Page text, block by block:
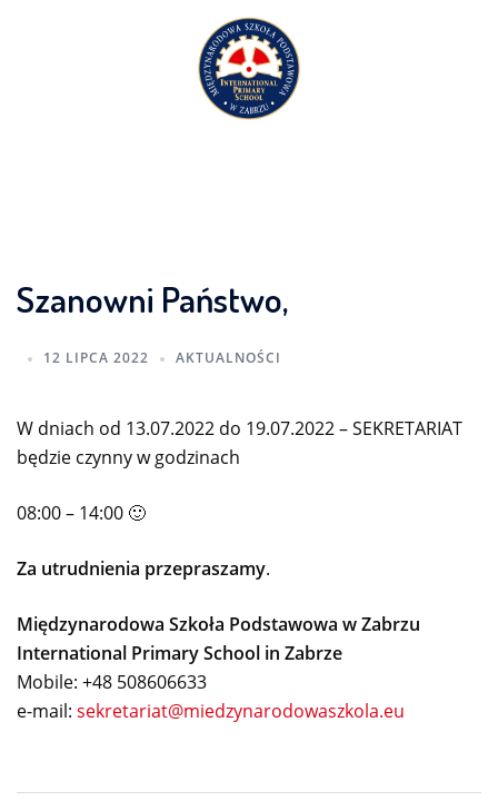
Szanowni Państwo,
12 LIPCA 2022 AKTUALNOŚCI
W dniach od 13.07.2022 do 19.07.2022 – SEKRETARIAT
będzie czynny w godzinach
08:00 – 14:00 🙂
Za utrudnienia przepraszamy.
Międzynarodowa Szkoła Podstawowa w Zabrzu
International Primary School in Zabrze
Mobile: +48 508606633
e-mail: sekretariat@miedzynarodowaszkola.eu